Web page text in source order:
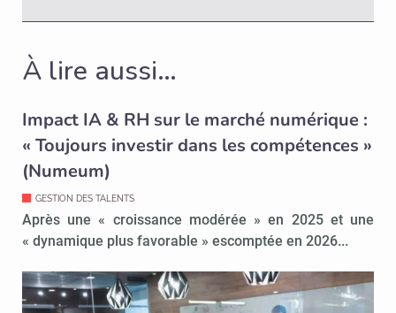
À lire aussi…
Impact IA & RH sur le marché numérique :
« Toujours investir dans les compétences »
(Numeum)
GESTION DES TALENTS
Après une « croissance modérée » en 2025 et une
« dynamique plus favorable » escomptée en 2026...